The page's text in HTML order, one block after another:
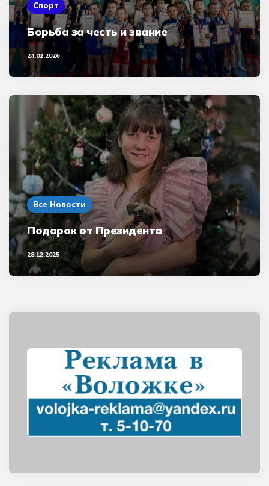
Спорт
Борьба за честь и звание
24.02.2026
Все Новости
Подарок от Президента
28.12.2025